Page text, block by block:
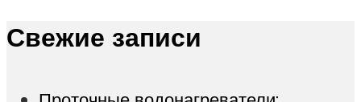
Свежие записи